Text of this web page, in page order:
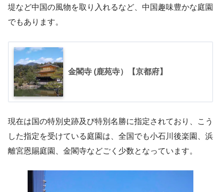
堤など中国の風物を取り入れるなど、中国趣味豊かな庭園
でもあります。
金閣寺 (鹿苑寺）【京都府】
現在は国の特別史跡及び特別名勝に指定されており、こう
した指定を受けている庭園は、全国でも小石川後楽園、浜
離宮恩賜庭園、金閣寺などごく少数となっています。